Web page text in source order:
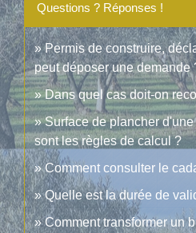
Questions ? Réponses !
Permis de construire,
peut déposer une demande
Dans quel cas doit-on
Surface de plancher
sont les règles de calcul ?
Comment consulter le
Quelle est la durée de
Comment transformer un